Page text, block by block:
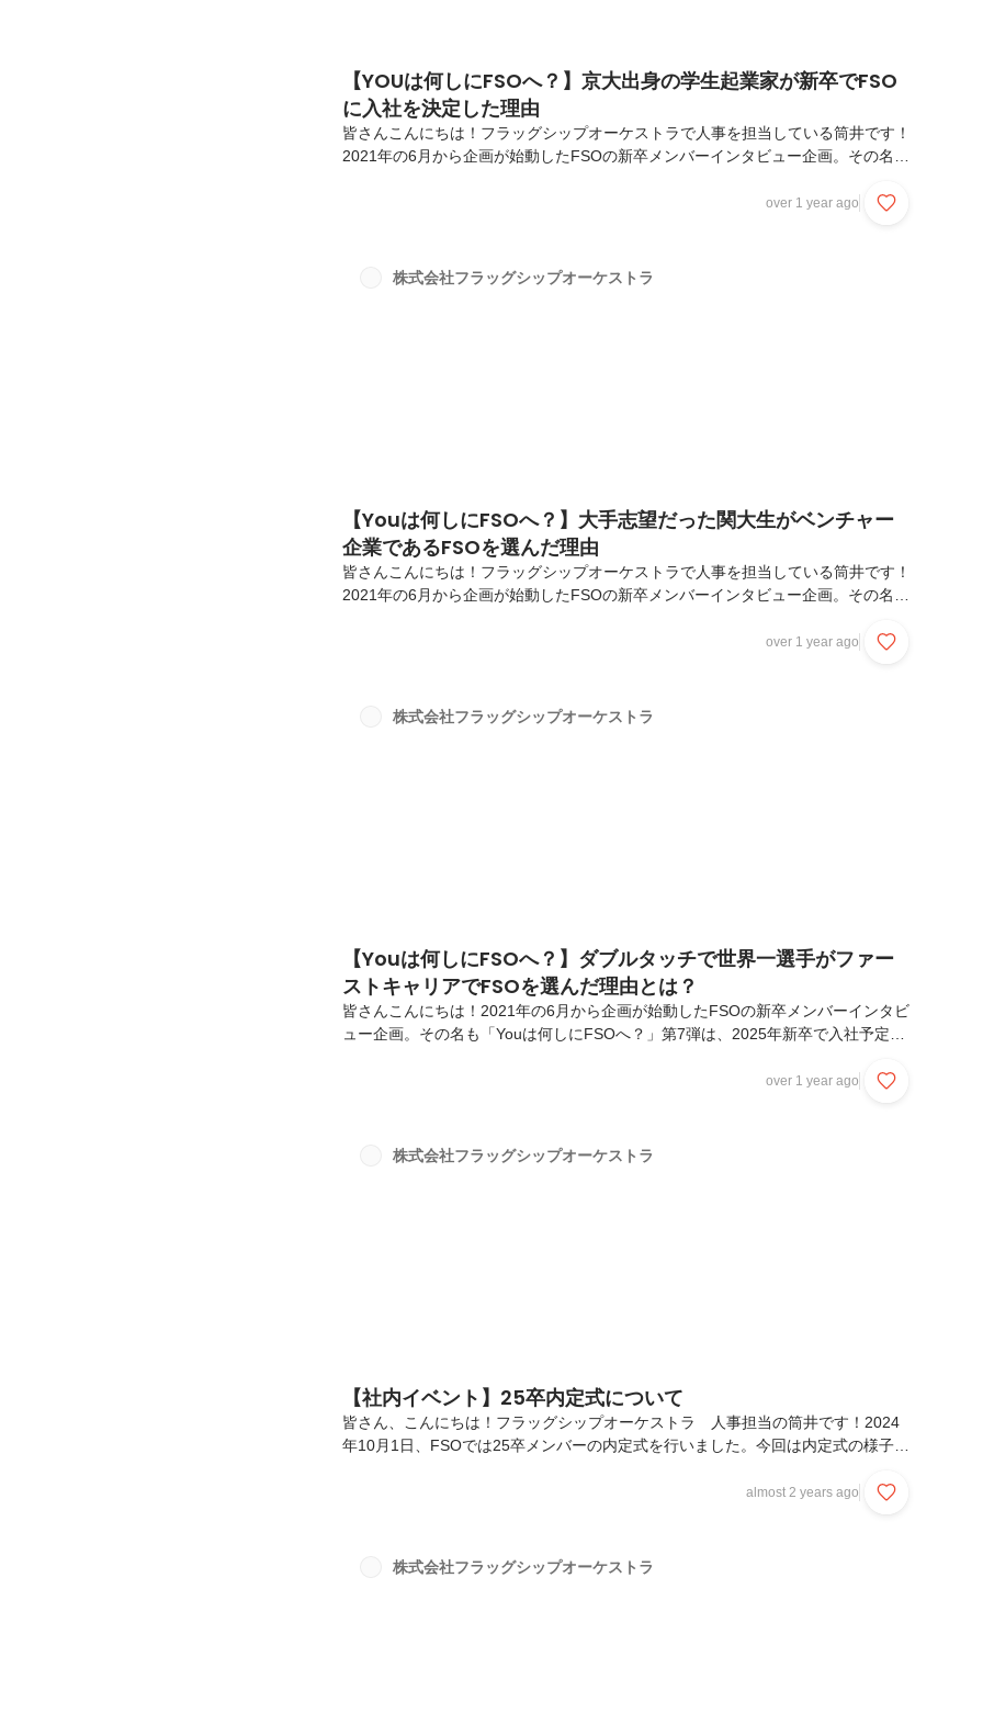
【YOUは何しにFSOへ？】京大出身の学生起業家が新卒でFSO
に入社を決定した理由
皆さんこんにちは！フラッグシップオーケストラで人事を担当している筒井です！
2021年の6月から企画が始動したFSOの新卒メンバーインタビュー企画。その名も
僕自身既に、彼と業務を一緒にしたり、ご飯に行ったりする中で、もちろん優秀な
ール＞・氏 名：石原 亜鈴・出身地：大阪府・大 学：京都大学・所 属：コン
over 1 year ago
株式会社フラッグシップオーケストラ
【Youは何しにFSOへ？】大手志望だった関大生がベンチャー
企業であるFSOを選んだ理由
皆さんこんにちは！フラッグシップオーケストラで人事を担当している筒井です！
2021年の6月から企画が始動したFSOの新卒メンバーインタビュー企画。その名も
初めて会ったときから変わらず元気いっぱいパワフルガールでみんなに元気を与え
名：下坂 彩希（あやね）・出身地：広島県・大 学：関西大学・所 属：コンサ
over 1 year ago
株式会社フラッグシップオーケストラ
【Youは何しにFSOへ？】ダブルタッチで世界一選手がファー
ストキャリアでFSOを選んだ理由とは？
皆さんこんにちは！2021年の6月から企画が始動したFSOの新卒メンバーインタビ
ュー企画。その名も「Youは何しにFSOへ？」第7弾は、2025年新卒で入社予定の
してFSO入社に決めた経緯」を紹介します。＜プロフィール＞・氏 名：桐畑 拓
ますか？几帳面で真面目だったと思います。だからこそ決定事項に対して常に正解
over 1 year ago
株式会社フラッグシップオーケストラ
【社内イベント】25卒内定式について
皆さん、こんにちは！フラッグシップオーケストラ 人事担当の筒井です！2024
年10月1日、FSOでは25卒メンバーの内定式を行いました。今回は内定式の様子を
をお借りして実施いたしました！今年の内定者はIくん（京都大学）Kくん（同志社
ら内定式の流れを説明し、内定式のスタートです！■内定者自己紹介コンテンツま
almost 2 years ago
株式会社フラッグシップオーケストラ